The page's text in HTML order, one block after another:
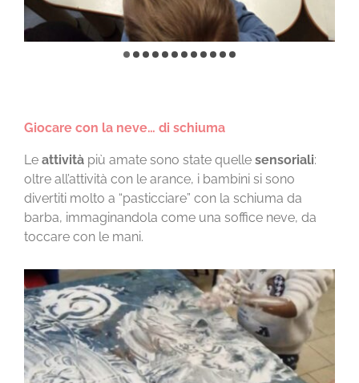
Giocare con la neve… di schiuma
Le attivitàpiù amate sono state quelle sensoriali:
oltre all’attività con le arance, i bambini si sono
divertiti molto a “pasticciare” con la schiuma da
barba, immaginandola come una soffice neve, da
toccare con le mani.